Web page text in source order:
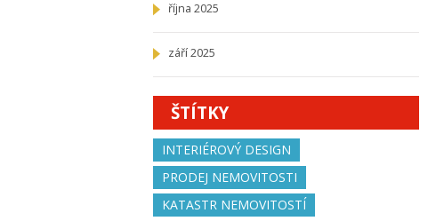
října 2025
září 2025
ŠTÍTKY
INTERIÉROVÝ DESIGN
PRODEJ NEMOVITOSTI
KATASTR NEMOVITOSTÍ